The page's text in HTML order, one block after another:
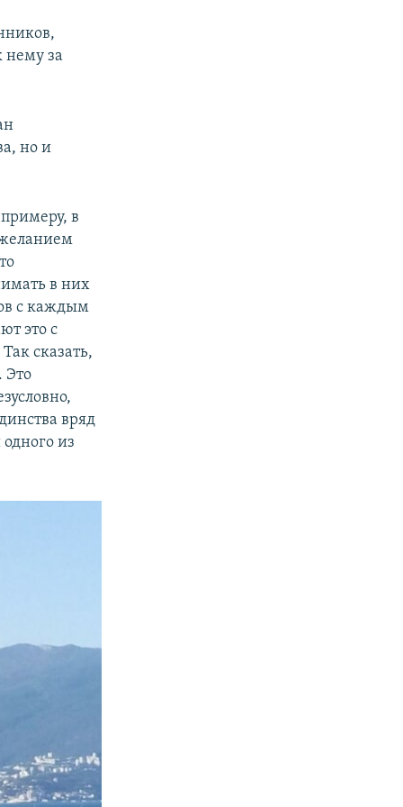
нему за
но и
в
в них
с каждым
это с
сказать,
Это
вряд
из